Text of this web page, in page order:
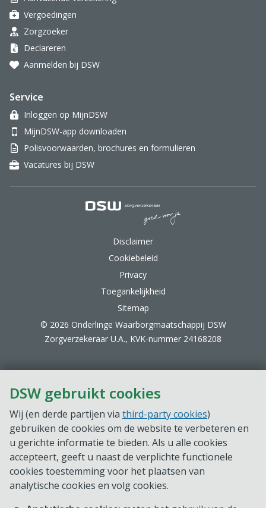
DSW gebruikt cookies
Wij (en derde partijen via third-party cookies)
gebruiken de cookies om de website te verbeteren en
u gerichte informatie te bieden. Als u alle cookies
accepteert, geeft u naast de verplichte functionele
cookies toestemming voor het plaatsen van
analytische cookies en volg cookies.
Vergoedingen
Zorgzoeker
Declareren
Aanmelden bij DSW
Service
Inloggen op MijnDSW
MijnDSW-app downloaden
Polisvoorwaarden, brochures en formulieren
Vacatures bij DSW
Disclaimer
Cookiebeleid
Privacy
Toegankelijkheid
Sitemap
© 2026 Onderlinge Waarborgmaatschappij DSW
Zorgverzekeraar U.A., KVK-nummer 24168208